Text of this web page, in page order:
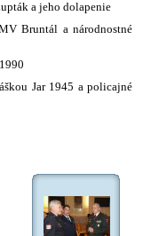
a jeho dolapenie
Bruntál a národnostné
Jar 1945 a policajné